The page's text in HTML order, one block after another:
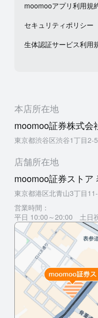
moomooアプリ利用規
セキュリティポリシー
生体認証サービス利用
本店所在地
moomoo証券株式会
東京都渋谷区渋谷1丁目2-
店舗所在地
moomoo証券ストア
東京都港区北青山3丁目
営業時間：
平日 10:00～20:00 土日